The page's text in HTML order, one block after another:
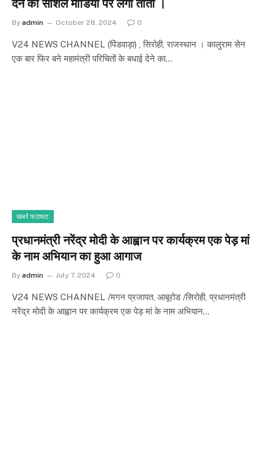
देने का सोशल मीडिया पर लगा तांता ।
By admin October 28, 2024 0
V24 NEWS CHANNEL (पिंडवाड़ा) , सिरोही, राजस्थान । कालुराम सेन
एक बार फिर बने महामंत्री परिचितों के बधाई देने का…
खबरें फटाफट
प्रधानमंत्री नरेंद्र मोदी के आह्वान पर कार्यक्रम एक पेड़ मां
के नाम अभियान का हुआ आगाज
By admin July 7, 2024 0
V24 NEWS CHANNEL /मगन प्रजापत, आबूरोड /सिरोही, प्रधानमंत्री
नरेंद्र मोदी के आह्वान पर कार्यक्रम एक पेड़ मां के नाम अभियान…